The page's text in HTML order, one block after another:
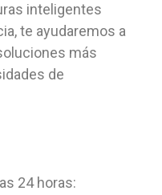
inteligentes
te ayudaremos a
más
de
24 horas: